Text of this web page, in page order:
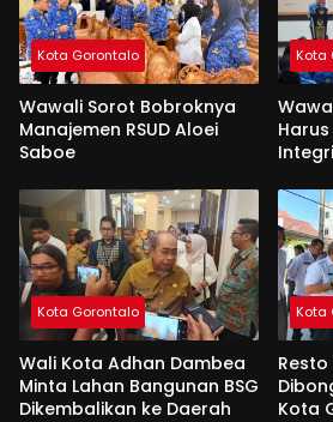
Kota Gorontalo
Wawali Sorot Bobroknya
Manajemen RSUD Aloei
Saboe
Kota
Kota Gorontalo
Wali Kota Adhan Dambea
Minta Lahan Bangunan BSG
Dikembalikan ke Daerah
Kota
Resto
Kota